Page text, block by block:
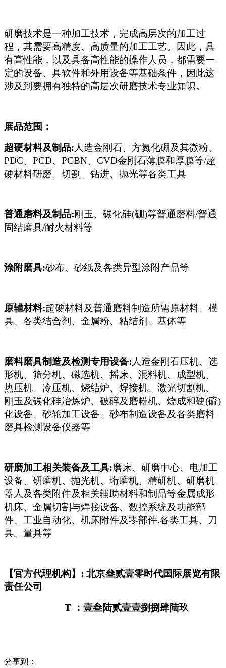
研磨技术是一种加工技术，完成高层次的加工过
程，其需要高精度、高质量的加工工艺。因此，具
有高性能，以及具备高性能的操作人员，都需要一
定的设备、具软件和外用设备等基础条件，因此这
涉及到要拥有独特的高层次研磨技术专业知识。
展品范围：
超硬材料及制品:人造金刚石、方氮化硼及其微粉、
PDC、PCD、PCBN、CVD金刚石薄膜和厚膜等/超
硬材料研磨、切割、钻进、抛光等各类工具
普通磨料及制品:刚玉、碳化硅(硼)等普通磨料/普通
固结磨具/耐火材料等
涂附磨具:砂布、砂纸及各类异型涂附产品等
原辅材料:超硬材料及普通磨料制造所需原材料、模
具、各类结合剂、金属粉、粘结剂、基体等
磨料磨具制造及检测专用设备:人造金刚石压机、选
形机、筛分机、磁选机、摇床、混料机、成型机、
热压机、冷压机、烧结炉、焊接机、激光切割机、
刚玉及碳化硅冶炼炉、破碎及磨粉机、烧成和硬(硫)
化设备、砂轮加工设备、砂布制造设备及各类磨料
磨具检测设备仪器等
研磨加工相关装备及工具:磨床、研磨中心、电加工
设备、研磨机、抛光机、珩磨机、精研机、研磨机
器人及各类附件及相关辅助材料和制品等金属成形
机床、金属切割与焊接设备、数控系统及功能部
件、工业自动化、机床附件及零部件.各类工具、刀
具、量具等
【官方代理机构】: 北京叁贰壹零时代国际展览有限
责任公司
T
：壹叁陆贰壹壹捌捌肆陆玖
分享到：